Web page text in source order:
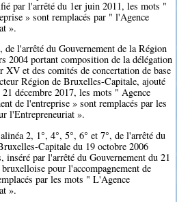
par l'arrêté du 1er juin 2011, les mots "
» sont remplacés par " l'Agence
».
l'arrêté du Gouvernement de la Région
2004 portant composition de la délégation
XV et des comités de concertation de base
Région de Bruxelles-Capitale, ajouté
décembre 2017, les mots " Agence
de l'entreprise » sont remplacés par les
l'Entrepreneuriat ».
2, 1°, 4°, 5°, 6° et 7°, de l'arrêté du
Capitale du 19 octobre 2006
inséré par l'arrêté du Gouvernement du 21
pour l'accompagnement de
par les mots " L'Agence
».